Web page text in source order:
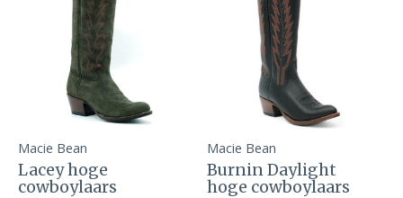
Macie Bean
Lacey hoge
cowboylaars
Macie Bean
Burnin Daylight
hoge cowboylaars